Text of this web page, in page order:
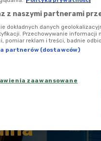
z naszymi partnerami
dokładnych danych
Przechowywanie informacji
pomiar reklam i treści, badnie
partnerów (dostawców)
zaawansowane